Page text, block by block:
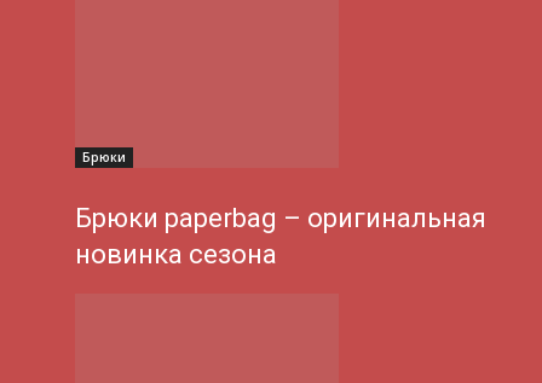
Брюки
Брюки paperbag – оригинальная
новинка сезона